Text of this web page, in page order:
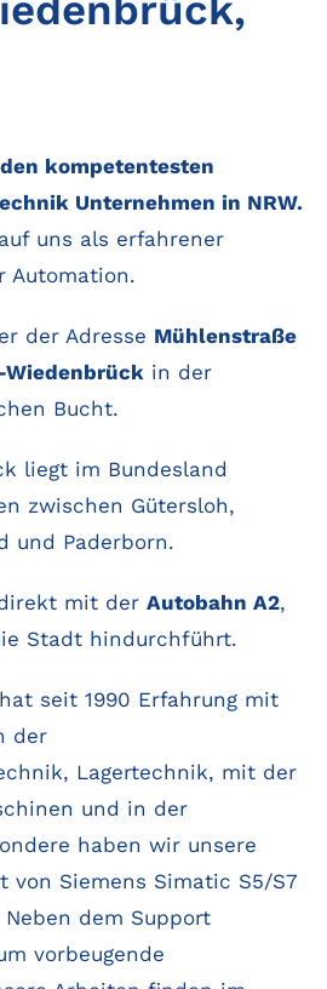
kompetentesten
Unternehmen in NRW.
uns als erfahrener
Automation.
der Adresse Mühlenstraße
Wiedenbrück in der
Bucht.
liegt im Bundesland
zwischen Gütersloh,
und Paderborn.
mit der Autobahn A2,
Stadt hindurchführt.
hat seit 1990 Erfahrung mit
der
Lagertechnik, mit der
und in der
haben wir unsere
von Siemens Simatic S5/S7
dem Support
vorbeugende